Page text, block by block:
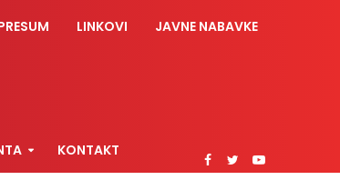
LINKOVI JAVNE NABAVKE
KONTAKT